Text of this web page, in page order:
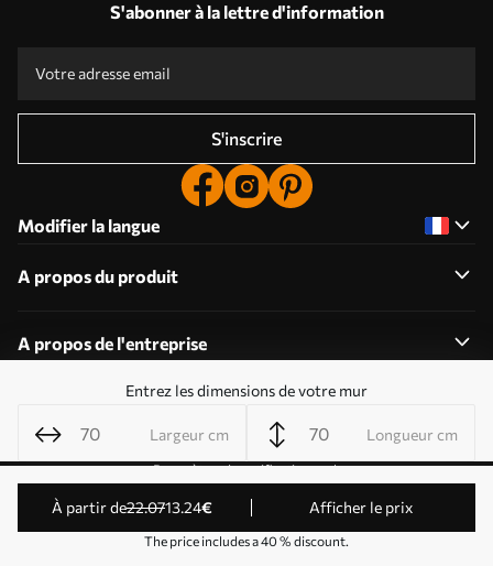
Entrez les dimensions de votre mur
Largeur cm Longueur cm
à partir de22.0713.24€ Afficher le prix
The price includes a 40 % discount.
S'abonner à la lettre d'information
S'inscrire
Modifier la langue
A propos du produit
A propos de l'entreprise
Modifier les autorisations relatives aux cookies
Paramètres de notification push
© 2011-2026 Uwalls . Tous droits réservés. Exploité par
KLW Sp. z o.o. Numéro de TVA : PL9223057591.